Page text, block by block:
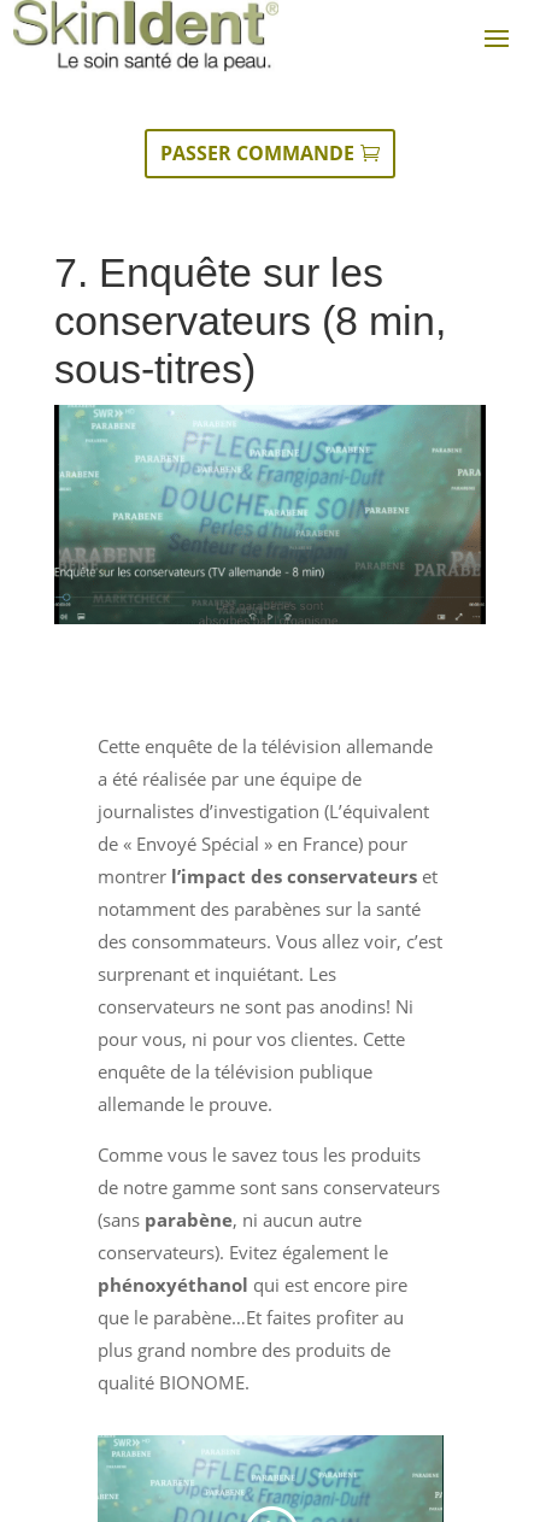
PASSER COMMANDE
7. Enquête sur les
conservateurs (8 min,
sous-titres)
Cette enquête de la télévision allemande
a été réalisée par une équipe de
journalistes d’investigation (L’équivalent
de « Envoyé Spécial » en France) pour
montrer l’impact des conservateurset
notamment des parabènes sur la santé
des consommateurs. Vous allez voir, c’est
surprenant et inquiétant. Les
conservateurs ne sont pas anodins! Ni
pour vous, ni pour vos clientes. Cette
enquête de la télévision publique
allemande le prouve.
Comme vous le savez tous les produits
de notre gamme sont sans conservateurs
(sans parabène, ni aucun autre
conservateurs). Evitez également le
phénoxyéthanol qui est encore pire
que le parabène…Et faites profiter au
plus grand nombre des produits de
qualité BIONOME.